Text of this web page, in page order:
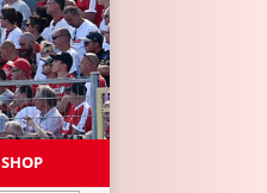
SHOP